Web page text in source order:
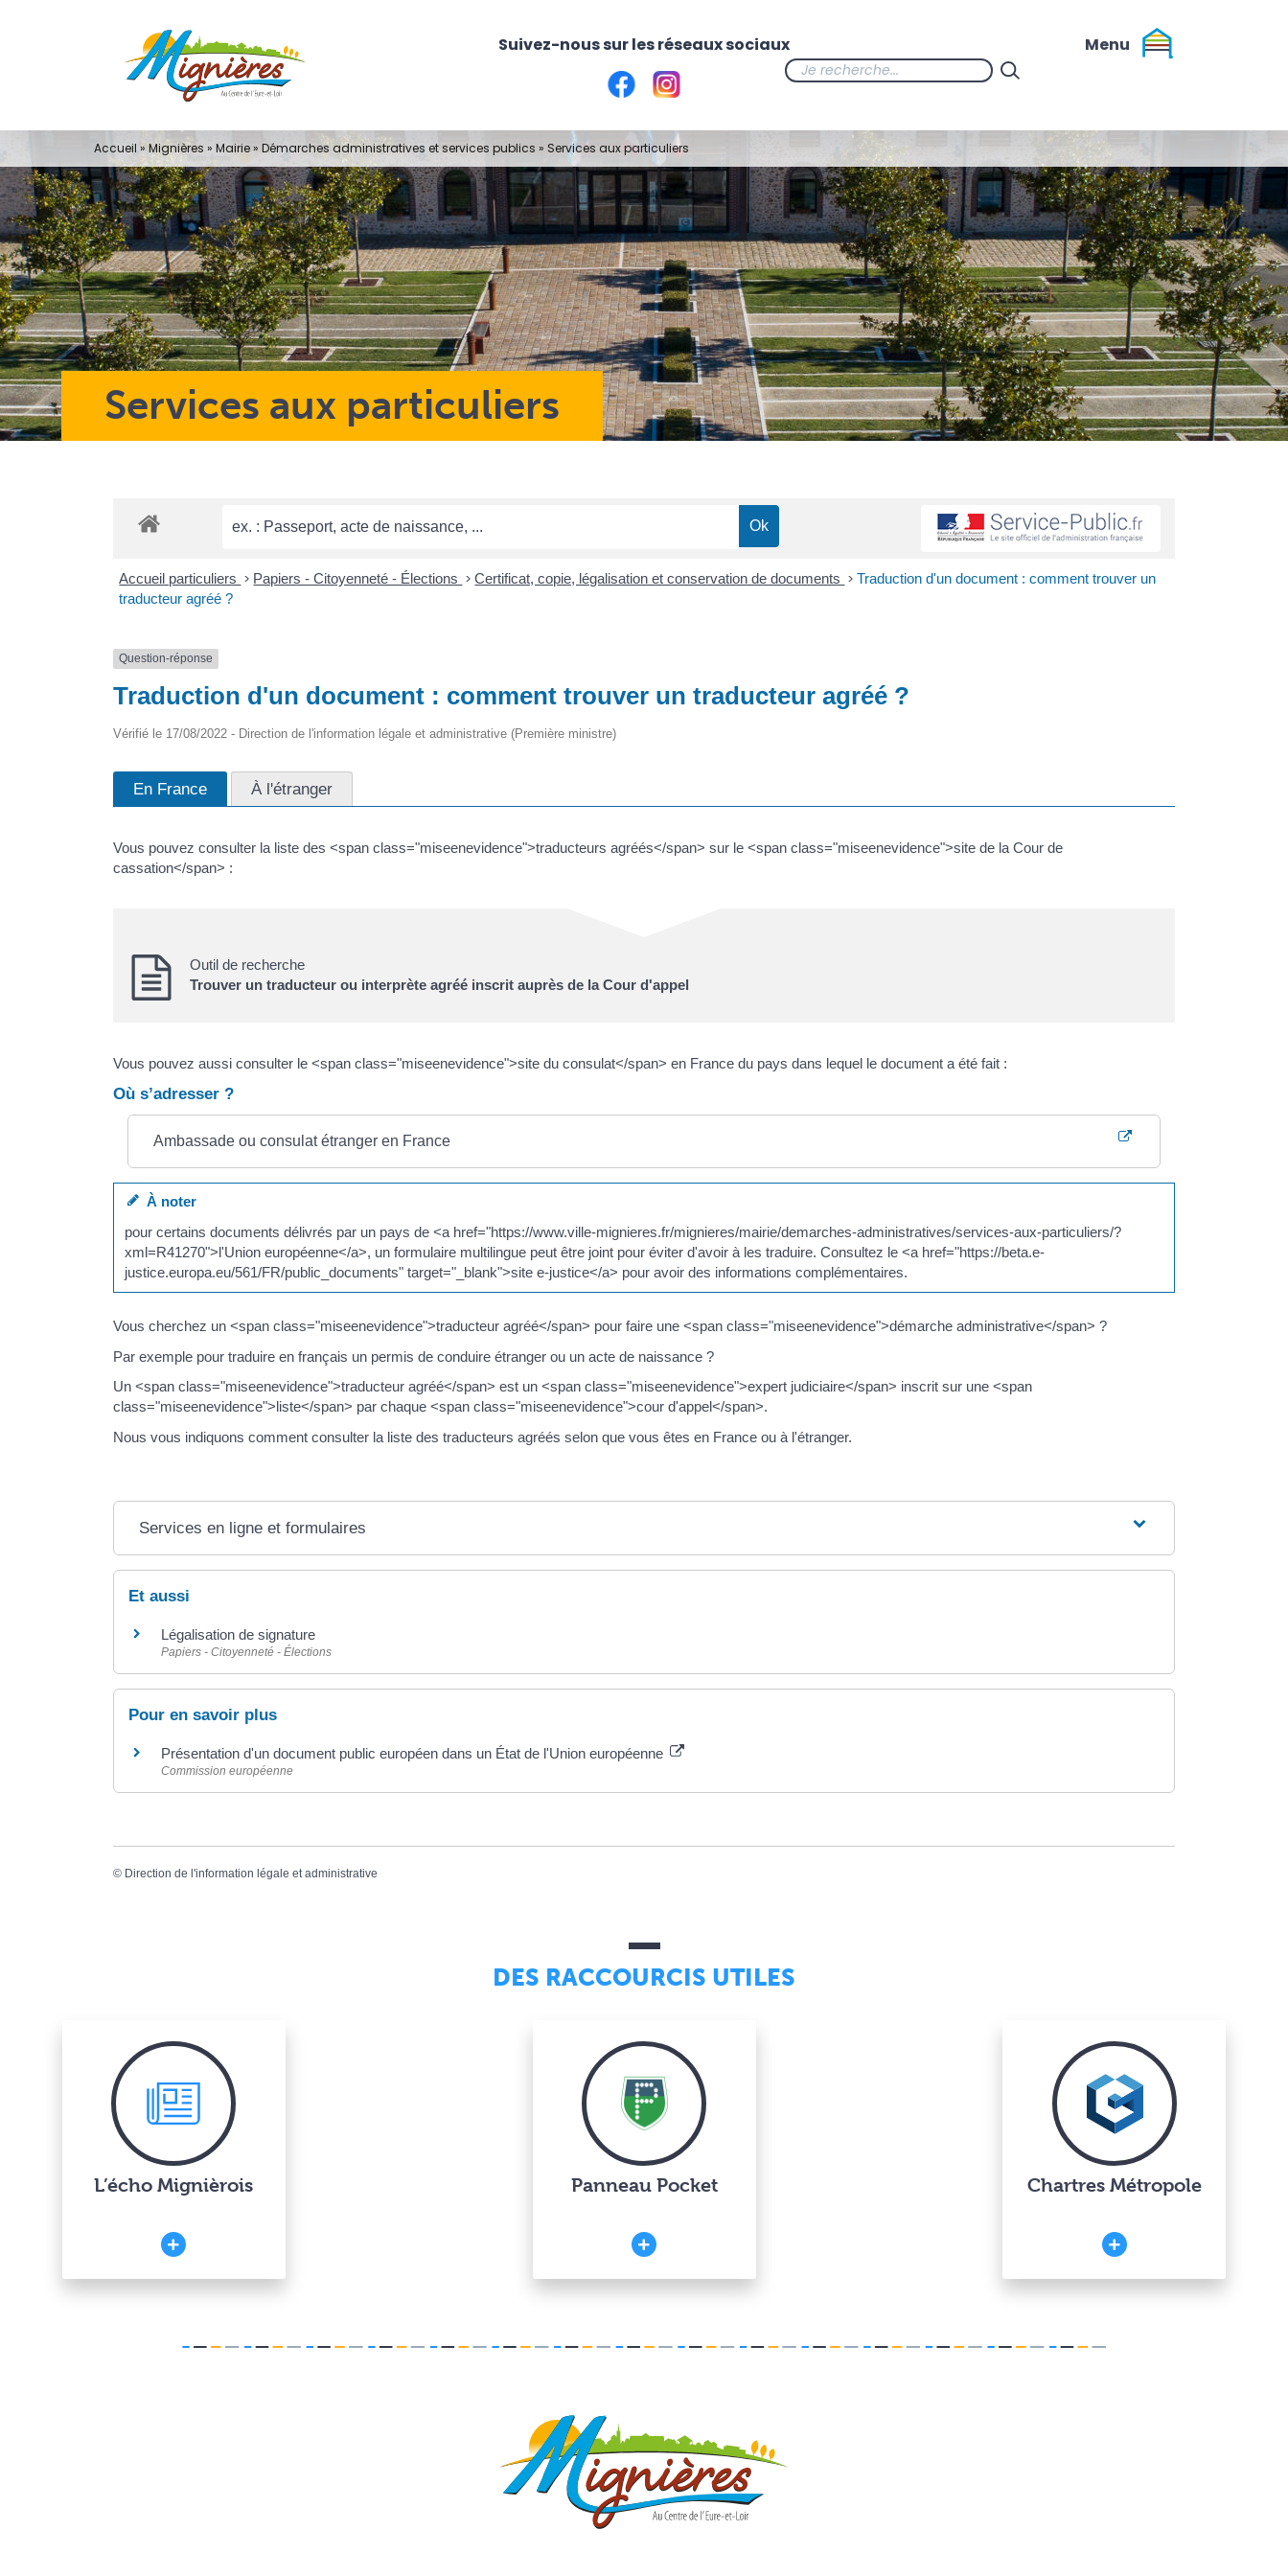
Services aux particuliers
Accueil » Mignières » Mairie» Démarches administratives et services publics » Services aux particuliers
Accueil particuliers > Papiers - Citoyenneté - Élections > Certificat, copie, légalisation et conservation de documents > Traduction d'un document : comment trouver un
traducteur agréé ?
Question-réponse
Traduction d'un document : comment trouver un traducteur agréé ?
Vérifié le 17/08/2022 - Direction de l'information légale et administrative (Première ministre)
En France À l'étranger
Vous pouvez consulter la liste des <span class="miseenevidence">traducteurs agréés</span> sur le <span class="miseenevidence">site de la Cour de
cassation</span> :
Outil de recherche
Trouver un traducteur ou interprète agréé inscrit auprès de la Cour d'appel
Vous pouvez aussi consulter le <span class="miseenevidence">site du consulat</span> en France du pays dans lequel le document a été fait :
Où s’adresser ?
Ambassade ou consulat étranger en France
À noter
pour certains documents délivrés par un pays de <a href="https://www.ville-mignieres.fr/mignieres/mairie/demarches-administratives/services-aux-particuliers/?
xml=R41270">l'Union européenne</a>, un formulaire multilingue peut être joint pour éviter d'avoir à les traduire. Consultez le <a href="https://beta.e-
justice.europa.eu/561/FR/public_documents" target="_blank">site e-justice</a> pour avoir des informations complémentaires.
Vous cherchez un <span class="miseenevidence">traducteur agréé</span> pour faire une <span class="miseenevidence">démarche administrative</span> ?
Par exemple pour traduire en français un permis de conduire étranger ou un acte de naissance ?
Un <span class="miseenevidence">traducteur agréé</span> est un <span class="miseenevidence">expert judiciaire</span> inscrit sur une <span
class="miseenevidence">liste</span> par chaque <span class="miseenevidence">cour d'appel</span>.
Nous vous indiquons comment consulter la liste des traducteurs agréés selon que vous êtes en France ou à l'étranger.
Services en ligne et formulaires
Et aussi
Légalisation de signature
Papiers - Citoyenneté - Élections
Pour en savoir plus
Présentation d'un document public européen dans un État de l'Union européenne
Commission européenne
© Direction de l'information légale et administrative
DES RACCOURCIS UTILES
L’écho Mignièrois Panneau Pocket Chartres Métropole